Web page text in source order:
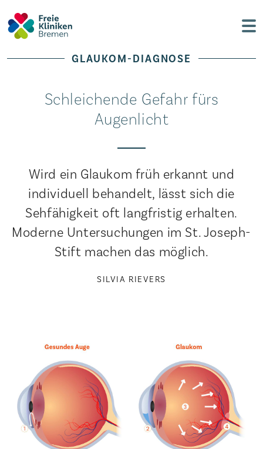
GLAUKOM-DIAGNOSE
Schleichende Gefahr fürs
Augenlicht
Wird ein Glaukom früh erkannt und
individuell behandelt, lässt sich die
Sehfähigkeit oft langfristig erhalten.
Moderne Untersuchungen im St. Joseph-
Stift machen das möglich.
SILVIA RIEVERS